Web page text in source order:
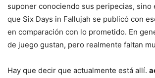
suponer conociendo sus peripecias, sino
que Six Days in Fallujah se publicó con
en comparación con lo prometido. En
de juego gustan, pero realmente faltan
Hay que decir que actualmente está allí.